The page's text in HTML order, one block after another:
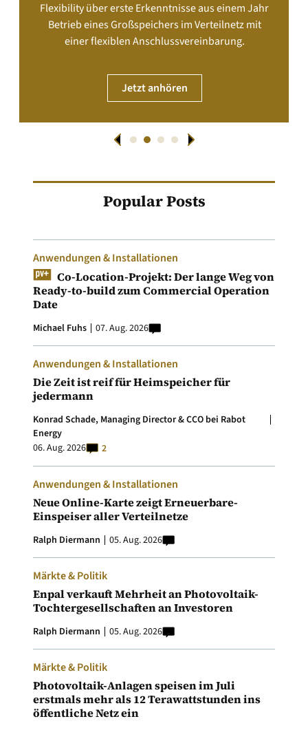
Flexibility über erste Erkenntnisse aus einem Jahr
Betrieb eines Großspeichers im Verteilnetz mit
einer flexiblen Anschlussvereinbarung.
Jetzt anhören
Popular Posts
Anwendungen & Installationen
Co-Location-Projekt: Der lange Weg von
Ready-to-build zum Commercial Operation
Date
Michael Fuhs 07. Aug. 2026
Anwendungen & Installationen
Die Zeit ist reif für Heimspeicher für
jedermann
Konrad Schade, Managing Director & CCO bei Rabot
Energy
06. Aug. 2026
2
Anwendungen & Installationen
Neue Online-Karte zeigt Erneuerbare-
Einspeiser aller Verteilnetze
Ralph Diermann 05. Aug. 2026
Märkte & Politik
Enpal verkauft Mehrheit an Photovoltaik-
Tochtergesellschaften an Investoren
Ralph Diermann 05. Aug. 2026
Märkte & Politik
Photovoltaik-Anlagen speisen im Juli
erstmals mehr als 12 Terawattstunden ins
öffentliche Netz ein